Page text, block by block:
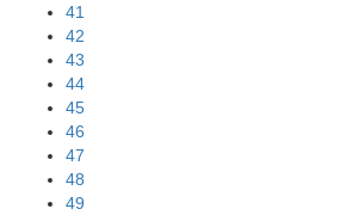
41
42
43
44
45
46
47
48
49